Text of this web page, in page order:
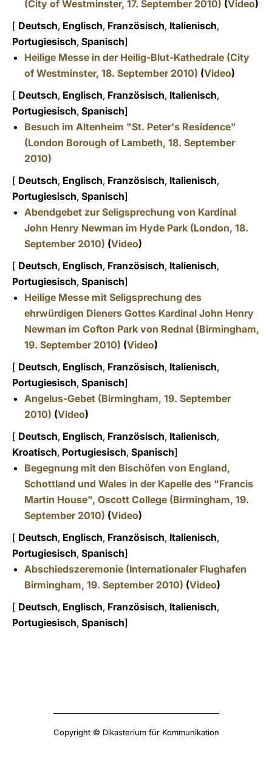
(City of Westminster, 17. September 2010) (Video)
[ Deutsch, Englisch, Französisch, Italienisch,
Portugiesisch, Spanisch]
Heilige Messe in der Heilig-Blut-Kathedrale (City
of Westminster, 18. September 2010) (Video)
[ Deutsch, Englisch, Französisch, Italienisch,
Portugiesisch, Spanisch]
Besuch im Altenheim "St. Peter's Residence"
(London Borough of Lambeth, 18. September
2010)
[ Deutsch, Englisch, Französisch, Italienisch,
Portugiesisch, Spanisch]
Abendgebet zur Seligsprechung von Kardinal
John Henry Newman im Hyde Park (London, 18.
September 2010) (Video)
[ Deutsch, Englisch, Französisch, Italienisch,
Portugiesisch, Spanisch]
Heilige Messe mit Seligsprechung des
ehrwürdigen Dieners Gottes Kardinal John Henry
Newman im Cofton Park von Rednal (Birmingham,
19. September 2010) (Video)
[ Deutsch, Englisch, Französisch, Italienisch,
Portugiesisch, Spanisch]
Angelus-Gebet (Birmingham, 19. September
2010) (Video)
[ Deutsch, Englisch, Französisch, Italienisch,
Kroatisch, Portugiesisch, Spanisch]
Begegnung mit den Bischöfen von England,
Schottland und Wales in der Kapelle des "Francis
Martin House", Oscott College (Birmingham, 19.
September 2010) (Video)
[ Deutsch, Englisch, Französisch, Italienisch,
Portugiesisch, Spanisch]
Abschiedszeremonie (Internationaler Flughafen
Birmingham, 19. September 2010) (Video)
[ Deutsch, Englisch, Französisch, Italienisch,
Portugiesisch, Spanisch]
Copyright © Dikasterium für Kommunikation